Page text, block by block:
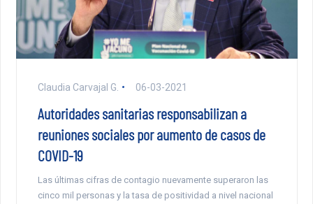
Claudia Carvajal G. 06-03-2021
Autoridades sanitarias responsabilizan a
reuniones sociales por aumento de casos de
COVID-19
Las últimas cifras de contagio nuevamente superaron las
cinco mil personas y la tasa de positividad a nivel nacional